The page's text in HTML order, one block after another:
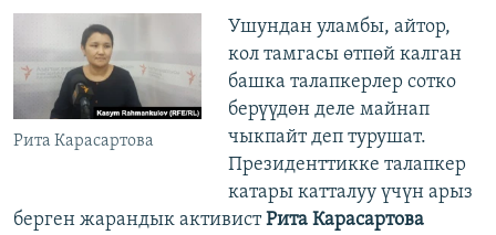
Рита Карасартова
Ушундан уламбы, айтор,
кол тамгасы өтпөй калган
башка талапкерлер сотко
берүүдөн деле майнап
чыкпайт деп турушат.
Президенттикке талапкер
катары катталуу үчүн арыз
берген жарандык активистРита Карасартова